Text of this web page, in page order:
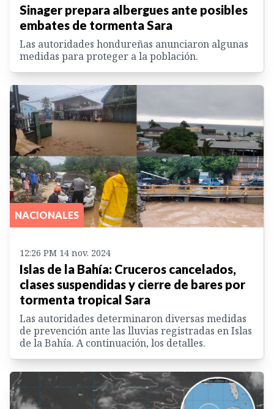
Sinager prepara albergues ante posibles
embates de tormenta Sara
Las autoridades hondureñas anunciaron algunas
medidas para proteger a la población.
NACIONALES
12:26 PM 14 nov. 2024
Islas de la Bahía: Cruceros cancelados,
clases suspendidas y cierre de bares por
tormenta tropical Sara
Las autoridades determinaron diversas medidas
de prevención ante las lluvias registradas en Islas
de la Bahía. A continuación, los detalles.